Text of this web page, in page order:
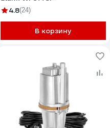
4.8(24)
В корзину